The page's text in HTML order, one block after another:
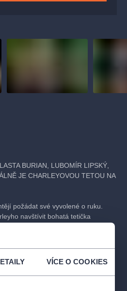
VÍCE O COOKIES
BURIAN, LUBOMÍR LIPSKÝ,
JE CHARLEYOVOU TETOU NA
požádat své vyvolené o ruku.
navštívit bohatá tetička
opozdí, a tak studenti donutí
a kryl jim záda v úloze
příjezd pravé tety